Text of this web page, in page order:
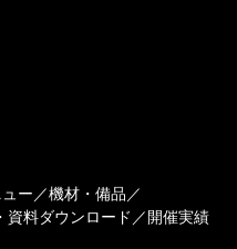
ー
機材・備品
資料ダウンロード 開催実績